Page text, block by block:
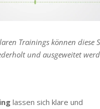
Trainings können diese
und ausgeweitet
lassen sich klare und